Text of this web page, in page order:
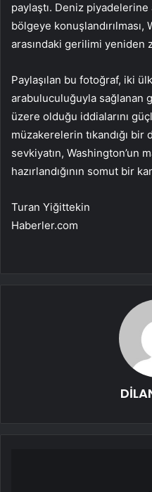
paylaştı. Deniz piyadelerine
bölgeye
arasındaki gerilimi yeniden
Paylaşılan bu fotoğraf, iki
arabuluculuğuyla sağlanan
üzere olduğu iddialarını
müzakerelerin tıkandığı
sevkiyatın, Washington’un
hazırlandığının somut bir
Turan Yiğittekin
Haberler.com